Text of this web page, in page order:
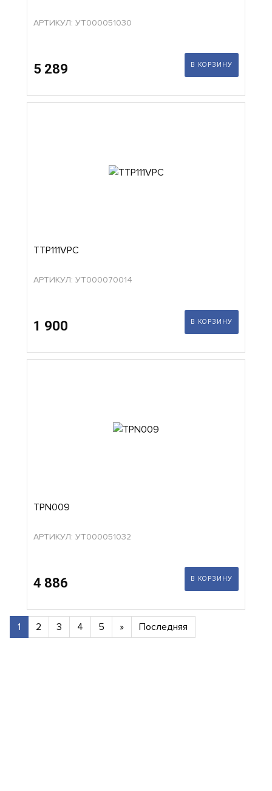
АРТИКУЛ: УТ000051030
5 289 В КОРЗИНУ
TTP111VPC
АРТИКУЛ: УТ000070014
1 900 В КОРЗИНУ
TPN009
АРТИКУЛ: УТ000051032
4 886 В КОРЗИНУ
1 2 3 4 5 » Последняя